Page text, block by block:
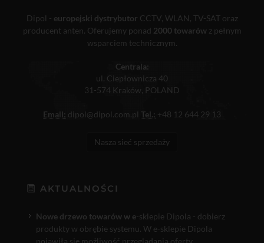
Dipol - europejski dystrybutor CCTV, WLAN, TV-SAT oraz
producent anten. Oferujemy ponad 2000 towarówz pełnym
wsparciem technicznym.
Centrala:
ul. Ciepłownicza 40
31-574 Kraków, POLAND
Email: dipol@dipol.com.pl Tel.: +48 12 644 29 13
Nasza sieć sprzedaży
AKTUALNOŚCI
Nowe drzewo towarów w e-sklepie Dipola - dobierz
produkty w obrębie systemu. W e-sklepie Dipola